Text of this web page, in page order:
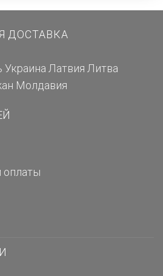
ДОСТАВКА
Украина Латвия Литва
Молдавия
оплаты